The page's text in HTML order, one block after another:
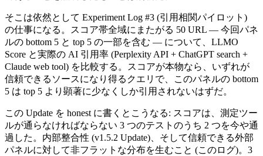
そこは依然として Experiment Log #3 (引用相関パイロット)
の仕事になる。スコア帯全域にまたがる 50 URL — 今回パネ
ルの bottom 5 と top 5 の一部を含む — について、LLMO
Score と実際の AI 引用率 (Perplexity API + ChatGPT search +
Claude web tool) を比較する。スコアが本物なら、いずれが
信頼できるソースになり得るクエリで、このパネルの bottom
5 は top 5 より顕著に少なくしか引用されないはずだ。
この Update を honest に書くとこうなる: スコアは、測定ツー
ルが通らなければならない 3 つのテストのうち 2 つを今や通
過した。内部整合性 (v1.5.2 Update)、そして信頼できる外部
パネルに対して非フラットな分布を生むこと (このログ)。3